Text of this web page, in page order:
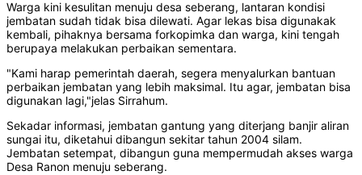
Warga kini kesulitan menuju desa seberang, lantaran kondisi
jembatan sudah tidak bisa dilewati. Agar lekas bisa digunakak
kembali, pihaknya bersama forkopimka dan warga, kini tengah
berupaya melakukan perbaikan sementara.
"Kami harap pemerintah daerah, segera menyalurkan bantuan
perbaikan jembatan yang lebih maksimal. Itu agar, jembatan bisa
digunakan lagi,"jelas Sirrahum.
Sekadar informasi, jembatan gantung yang diterjang banjir aliran
sungai itu, diketahui dibangun sekitar tahun 2004 silam.
Jembatan setempat, dibangun guna mempermudah akses warga
Desa Ranon menuju seberang.